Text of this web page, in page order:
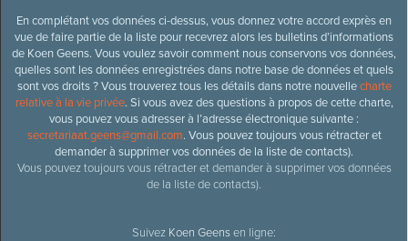
En complétant vos données ci-dessus, vous donnez votre accord exprès en
vue de faire partie de la liste pour recevrez alors les bulletins d’informations
de Koen Geens. Vous voulez savoir comment nous conservons vos données,
quelles sont les données enregistrées dans notre base de données et quels
sont vos droits ? Vous trouverez tous les détails dans notre nouvellecharte
relative à la vie privée. Si vous avez des questions à propos de cette charte,
vous pouvez vous adresser à l’adresse électronique suivante :
secretariaat.geens@gmail.com. Vous pouvez toujours vous rétracter et
demander à supprimer vos données de la liste de contacts).
Vous pouvez toujours vous rétracter et demander à supprimer vos données
de la liste de contacts).
Suivez Koen Geensen ligne: